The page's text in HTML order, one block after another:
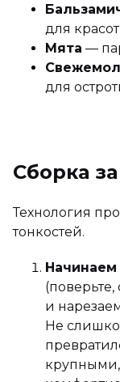
для
Мята —
для
Сборка
Технология
тонкостей.
Начинаем
и
Не